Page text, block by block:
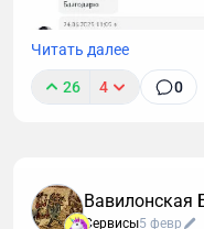
Мне в поддержку
Читать далее
26 4 0
Вавилонская
Сервисы5 февр